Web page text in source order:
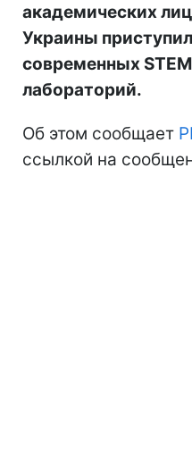
академических
Украины
современных
лабораторий.
Об этом сообщает
ссылкой на